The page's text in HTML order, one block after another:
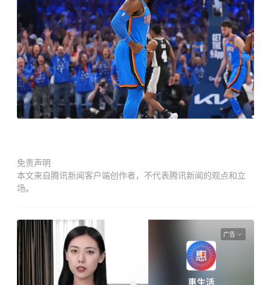
免责声明
本文来自腾讯新闻客户端创作者，不代表腾讯新闻的观点和立
场。
广告